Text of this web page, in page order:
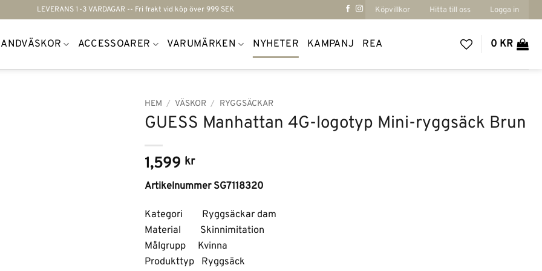
LEVERANS 1-3 VARDAGAR -- Fri frakt vid köp över 999 SEK Köpvillkor Hitta till oss Logga in
ACCESSOARER VARUMÄRKEN NYHETER KAMPANJ REA 0 KR
HEM / VÄSKOR / RYGGSÄCKAR
GUESS Manhattan 4G-logotyp Mini-ryggsäck Brun
1,599 kr
Artikelnummer SG7118320
Kategori Ryggsäckar dam
Material Skinnimitation
Målgrupp Kvinna
Produkttyp Ryggsäck